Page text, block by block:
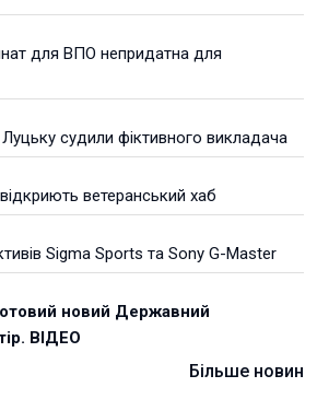
для ВПО непридатна для
судили фіктивного викладача
ветеранський хаб
Sigma Sports та Sony G-Master
новий Державний
ВІДЕО
Більше новин